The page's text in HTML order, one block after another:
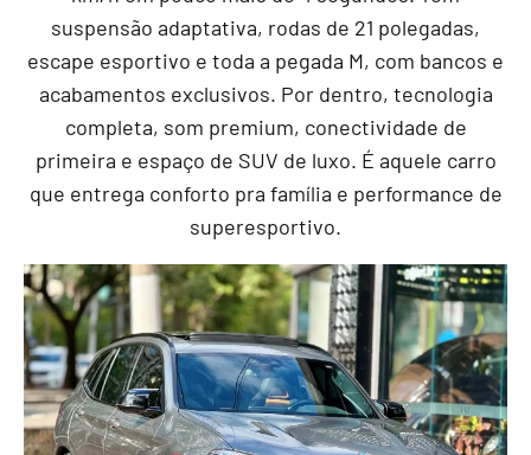
suspensão adaptativa, rodas de 21 polegadas,
escape esportivo e toda a pegada M, com bancos e
acabamentos exclusivos. Por dentro, tecnologia
completa, som premium, conectividade de
primeira e espaço de SUV de luxo. É aquele carro
que entrega conforto pra família e performance de
superesportivo.